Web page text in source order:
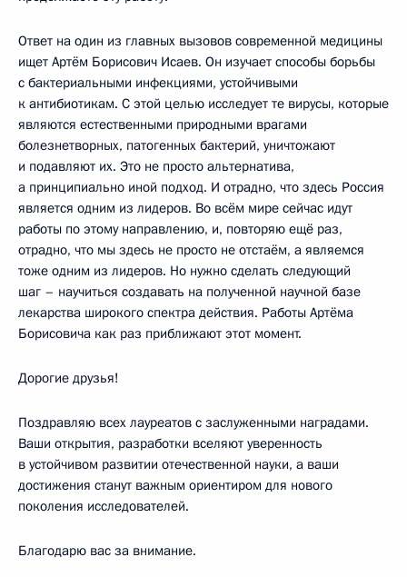
Ответ на один из главных вызовов современной медицины
ищет Артём Борисович Исаев. Он изучает способы борьбы
с бактериальными инфекциями, устойчивыми
к антибиотикам. С этой целью исследует те вирусы, которые
являются естественными природными врагами
болезнетворных, патогенных бактерий, уничтожают
и подавляют их. Это не просто альтернатива,
а принципиально иной подход. И отрадно, что здесь Россия
является одним из лидеров. Во всём мире сейчас идут
работы по этому направлению, и, повторяю ещё раз,
отрадно, что мы здесь не просто не отстаём, а являемся
тоже одним из лидеров. Но нужно сделать следующий
шаг – научиться создавать на полученной научной базе
лекарства широкого спектра действия. Работы Артёма
Борисовича как раз приближают этот момент.
Дорогие друзья!
Поздравляю всех лауреатов с заслуженными наградами.
Ваши открытия, разработки вселяют уверенность
в устойчивом развитии отечественной науки, а ваши
достижения станут важным ориентиром для нового
поколения исследователей.
Благодарю вас за внимание.